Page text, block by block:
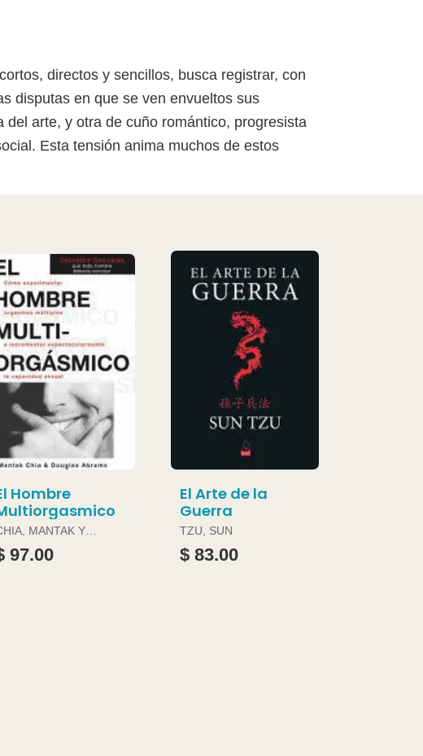
directos y sencillos, busca registrar, con
disputas en que se ven envueltos sus
arte, y otra de cuño romántico, progresista
Esta tensión anima muchos de estos
Hombre
MANTAK Y
ABRAMS
97.00
El Arte de la
Guerra
TZU, SUN
$ 83.00